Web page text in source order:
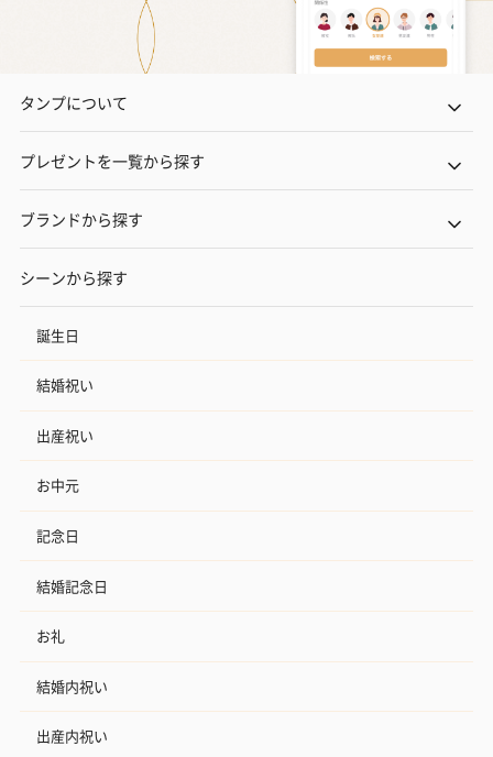
タンプについて
プレゼントを一覧から探す
ブランドから探す
シーンから探す
誕生日
結婚祝い
出産祝い
お中元
記念日
結婚記念日
お礼
結婚内祝い
出産内祝い